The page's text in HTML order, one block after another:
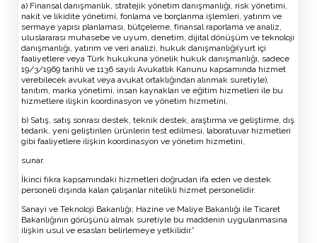
a) Finansal danışmanlık, stratejik yönetim danışmanlığı, risk yönetimi,
nakit ve likidite yönetimi, fonlama ve borçlanma işlemleri, yatırım ve
sermaye yapısı planlaması, bütçeleme, finansal raporlama ve analiz,
uluslararası muhasebe ve uyum, denetim, dijital dönüşüm ve teknoloji
danışmanlığı, yatırım ve veri analizi, hukuk danışmanlığı(yurt içi
faaliyetlere veya Türk hukukuna yönelik hukuk danışmanlığı, sadece
19/3/1969 tarihli ve 1136 sayılı Avukatlık Kanunu kapsamında hizmet
verebilecek avukat veya avukat ortaklığından alınmak suretiyle),
tanıtım, marka yönetimi, insan kaynakları ve eğitim hizmetleri ile bu
hizmetlere ilişkin koordinasyon ve yönetim hizmetini,
b) Satış, satış sonrası destek, teknik destek, araştırma ve geliştirme, dış
tedarik, yeni geliştirilen ürünlerin test edilmesi, laboratuvar hizmetleri
gibi faaliyetlere ilişkin koordinasyon ve yönetim hizmetini,
sunar.
İkinci fıkra kapsamındaki hizmetleri doğrudan ifa eden ve destek
personeli dışında kalan çalışanlar nitelikli hizmet personelidir.
Sanayi ve Teknoloji Bakanlığı; Hazine ve Maliye Bakanlığı ile Ticaret
Bakanlığının görüşünü almak suretiyle bu maddenin uygulanmasına
ilişkin usul ve esasları belirlemeye yetkilidir.”